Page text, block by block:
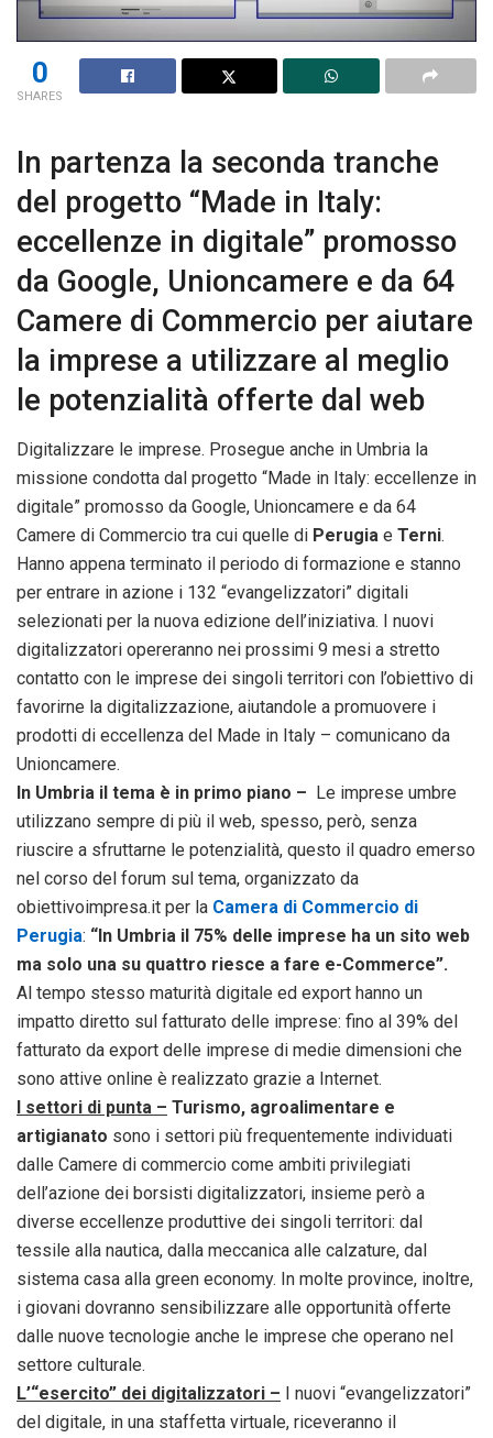
0
SHARES
In partenza la seconda tranche
del progetto “Made in Italy:
eccellenze in digitale” promosso
da Google, Unioncamere e da 64
Camere di Commercio per aiutare
la imprese a utilizzare al meglio
le potenzialità offerte dal web
Digitalizzare le imprese. Prosegue anche in Umbria la
missione condotta dal progetto “Made in Italy: eccellenze in
digitale” promosso da Google, Unioncamere e da 64
Camere di Commercio tra cui quelle di Perugia e Terni.
Hanno appena terminato il periodo di formazione e stanno
per entrare in azione i 132 “evangelizzatori” digitali
selezionati per la nuova edizione dell’iniziativa. I nuovi
digitalizzatori opereranno nei prossimi 9 mesi a stretto
contatto con le imprese dei singoli territori con l’obiettivo di
favorirne la digitalizzazione, aiutandole a promuovere i
prodotti di eccellenza del Made in Italy – comunicano da
Unioncamere.
In Umbria il tema è in primo piano – Le imprese umbre
utilizzano sempre di più il web, spesso, però, senza
riuscire a sfruttarne le potenzialità, questo il quadro emerso
nel corso del forum sul tema, organizzato da
obiettivoimpresa.it per la Camera di Commercio di
Perugia: “In Umbria il 75% delle imprese ha un sito web
ma solo una su quattro riesce a fare e-Commerce”.
Al tempo stesso maturità digitale ed export hanno un
impatto diretto sul fatturato delle imprese: fino al 39% del
fatturato da export delle imprese di medie dimensioni che
sono attive online è realizzato grazie a Internet.
I settori di punta – Turismo, agroalimentare e
artigianato sono i settori più frequentemente individuati
dalle Camere di commercio come ambiti privilegiati
dell’azione dei borsisti digitalizzatori, insieme però a
diverse eccellenze produttive dei singoli territori: dal
tessile alla nautica, dalla meccanica alle calzature, dal
sistema casa alla green economy. In molte province, inoltre,
i giovani dovranno sensibilizzare alle opportunità offerte
dalle nuove tecnologie anche le imprese che operano nel
settore culturale.
L’“esercito” dei digitalizzatori – I nuovi “evangelizzatori”
del digitale, in una staffetta virtuale, riceveranno il